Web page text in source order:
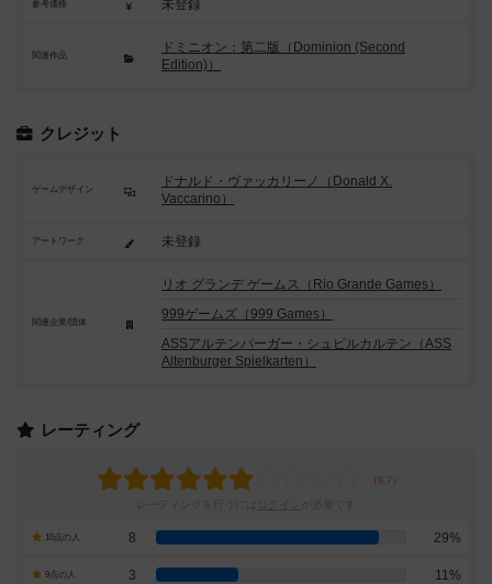
参考価格 未登録
関連作品
ドミニオン：第二版（Dominion (Second
Edition)）
クレジット
ゲームデザイン
ドナルド・ヴァッカリーノ（Donald X.
Vaccarino）
アートワーク 未登録
関連企業/団体
リオ グランデ ゲームス（Rio Grande Games）
999ゲームズ（999 Games）
ASSアルテンバーガー・シュピルカルテン（ASS
Altenburger Spielkarten）
レーティング
10点の人 8 29%
9点の人 3 11%